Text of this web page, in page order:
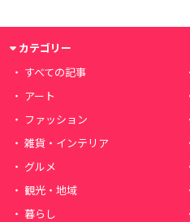
カテゴリー
すべての記事
アート
ファッション
雑貨・インテリア
グルメ
観光・地域
暮らし